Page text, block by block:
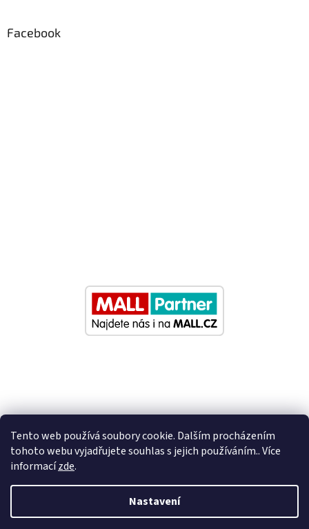
Tento web používá soubory cookie. Dalším procházením
tohoto webu vyjadřujete souhlas s jejich používáním.. Více
informacízde.
Nastavení
Facebook
Nastavil tým EshopyUmíme.cz